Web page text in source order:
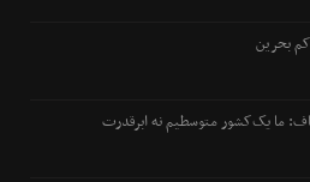
بحرین
ما یک‌کشور متوسطیم نه ابرقدرت